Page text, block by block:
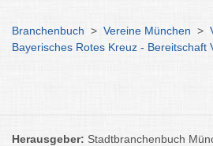
Branchenbuch > Vereine München >
Bayerisches Rotes Kreuz - Bereitschaft
Herausgeber: Stadtbranchenbuch